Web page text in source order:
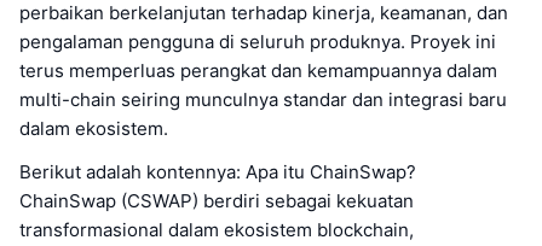
perbaikan berkelanjutan terhadap kinerja, keamanan, dan
pengalaman pengguna di seluruh produknya. Proyek ini
terus memperluas perangkat dan kemampuannya dalam
multi-chain seiring munculnya standar dan integrasi baru
dalam ekosistem.
Berikut adalah kontennya: Apa itu ChainSwap?
ChainSwap (CSWAP) berdiri sebagai kekuatan
transformasional dalam ekosistem blockchain,